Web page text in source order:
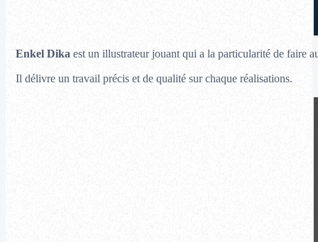
Enkel Dikaest un illustrateur jouant qui a la particularité de faire
Il délivre un travail précis et de qualité sur chaque réalisations.